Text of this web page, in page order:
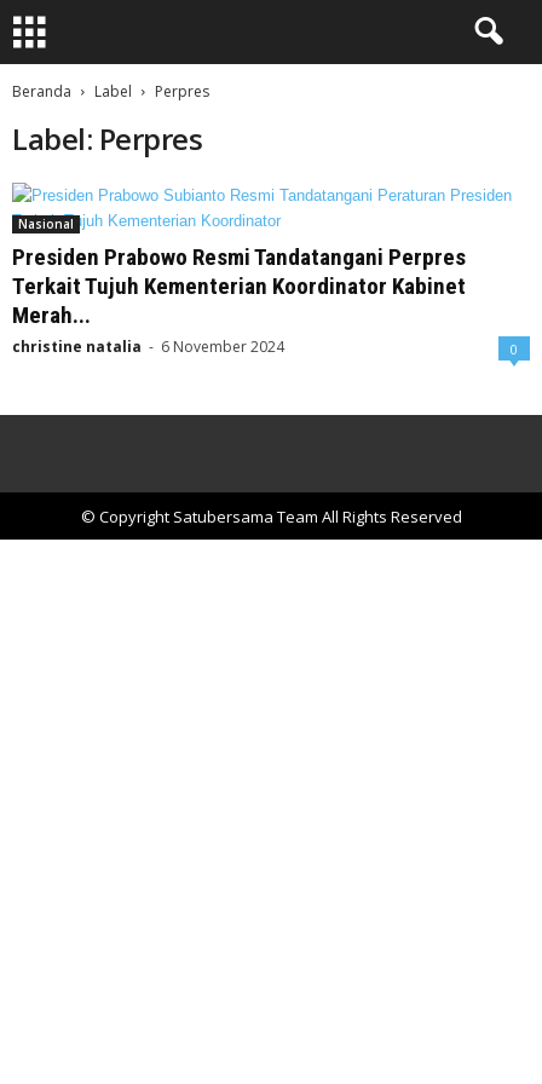
Beranda Label Perpres
Label: Perpres
Nasional
Presiden Prabowo Resmi Tandatangani Perpres
Terkait Tujuh Kementerian Koordinator Kabinet
Merah...
christine natalia - 6 November 2024 0
© Copyright Satubersama Team All Rights Reserved